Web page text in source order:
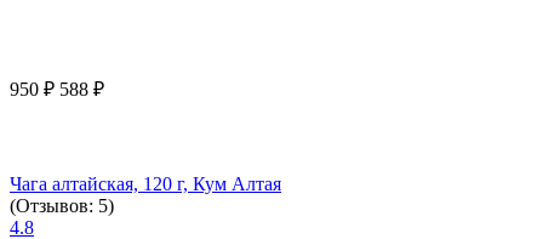
950 ₽ 588 ₽
Чага алтайская, 120 г, Кум Алтая
(Отзывов: 5)
4.8